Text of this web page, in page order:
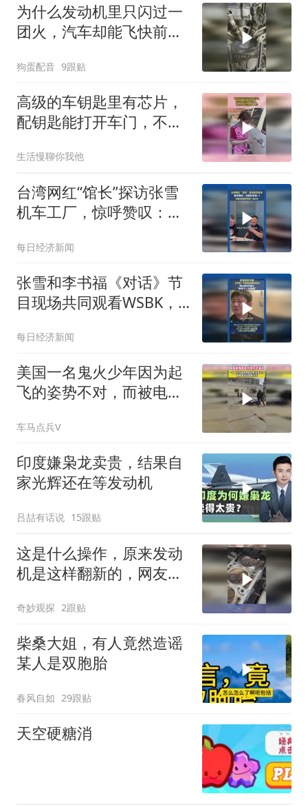
为什么发动机里只闪过一
团火，汽车却能飞快前
狗蛋配音 9跟贴
高级的车钥匙里有芯片，
配钥匙能打开车门，不点
生活慢聊你我他
台湾网红“馆长”探访张雪
机车工厂，惊呼赞叹：中
军香槟一起分享
每日经济新闻
张雪和李书福《对话》节
目现场共同观看WSBK，
每日经济新闻
美国一名鬼火少年因为起
飞的姿势不对，而被电线
车马点兵V
印度嫌枭龙卖贵，结果自
家光辉还在等发动机
吕喆有话说 15跟贴
这是什么操作，原来发动
机是这样翻新的，网友：
奇妙观探 2跟贴
柴桑大姐，有人竟然造谣
某人是双胞胎
春风自如 29跟贴
天空硬糖消